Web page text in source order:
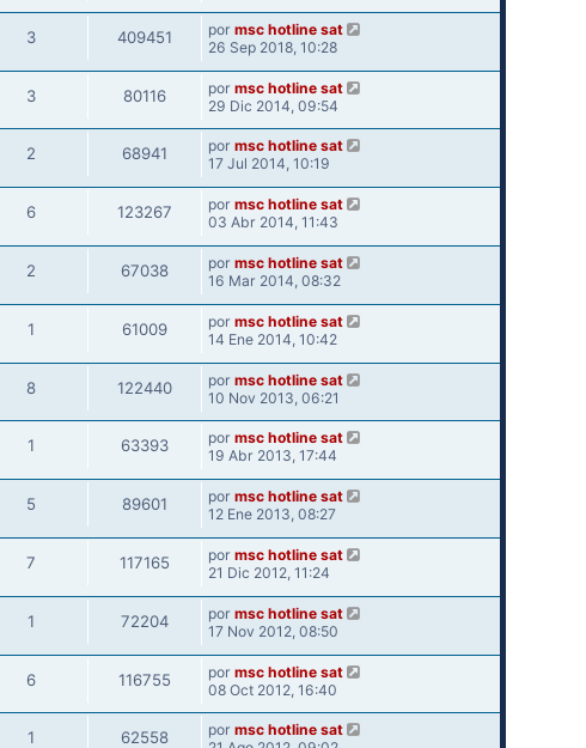
3 409451 por msc hotline sat
26 Sep 2018, 10:28
3 80116 por msc hotline sat
29 Dic 2014, 09:54
2 68941 por msc hotline sat
17 Jul 2014, 10:19
6 123267 por msc hotline sat
03 Abr 2014, 11:43
2 67038 por msc hotline sat
16 Mar 2014, 08:32
1 61009 por msc hotline sat
14 Ene 2014, 10:42
8 122440 por msc hotline sat
10 Nov 2013, 06:21
1 63393 por msc hotline sat
19 Abr 2013, 17:44
5 89601 por msc hotline sat
12 Ene 2013, 08:27
7 117165 por msc hotline sat
21 Dic 2012, 11:24
1 72204 por msc hotline sat
17 Nov 2012, 08:50
6 116755 por msc hotline sat
08 Oct 2012, 16:40
1 62558 por msc hotline sat